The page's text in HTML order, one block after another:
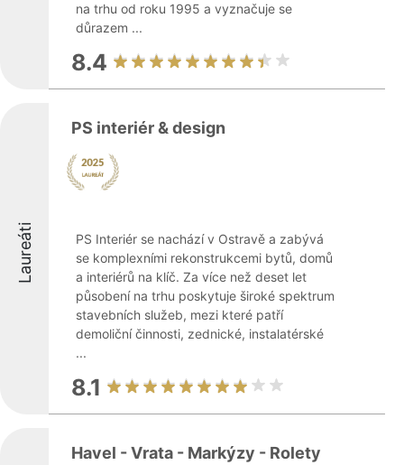
na trhu od roku 1995 a vyznačuje se
důrazem ...
8.4
Laureáti
PS interiér & design
PS Interiér se nachází v Ostravě a zabývá
se komplexními rekonstrukcemi bytů, domů
a interiérů na klíč. Za více než deset let
působení na trhu poskytuje široké spektrum
stavebních služeb, mezi které patří
demoliční činnosti, zednické, instalatérské
...
8.1
Havel - Vrata - Markýzy - Rolety